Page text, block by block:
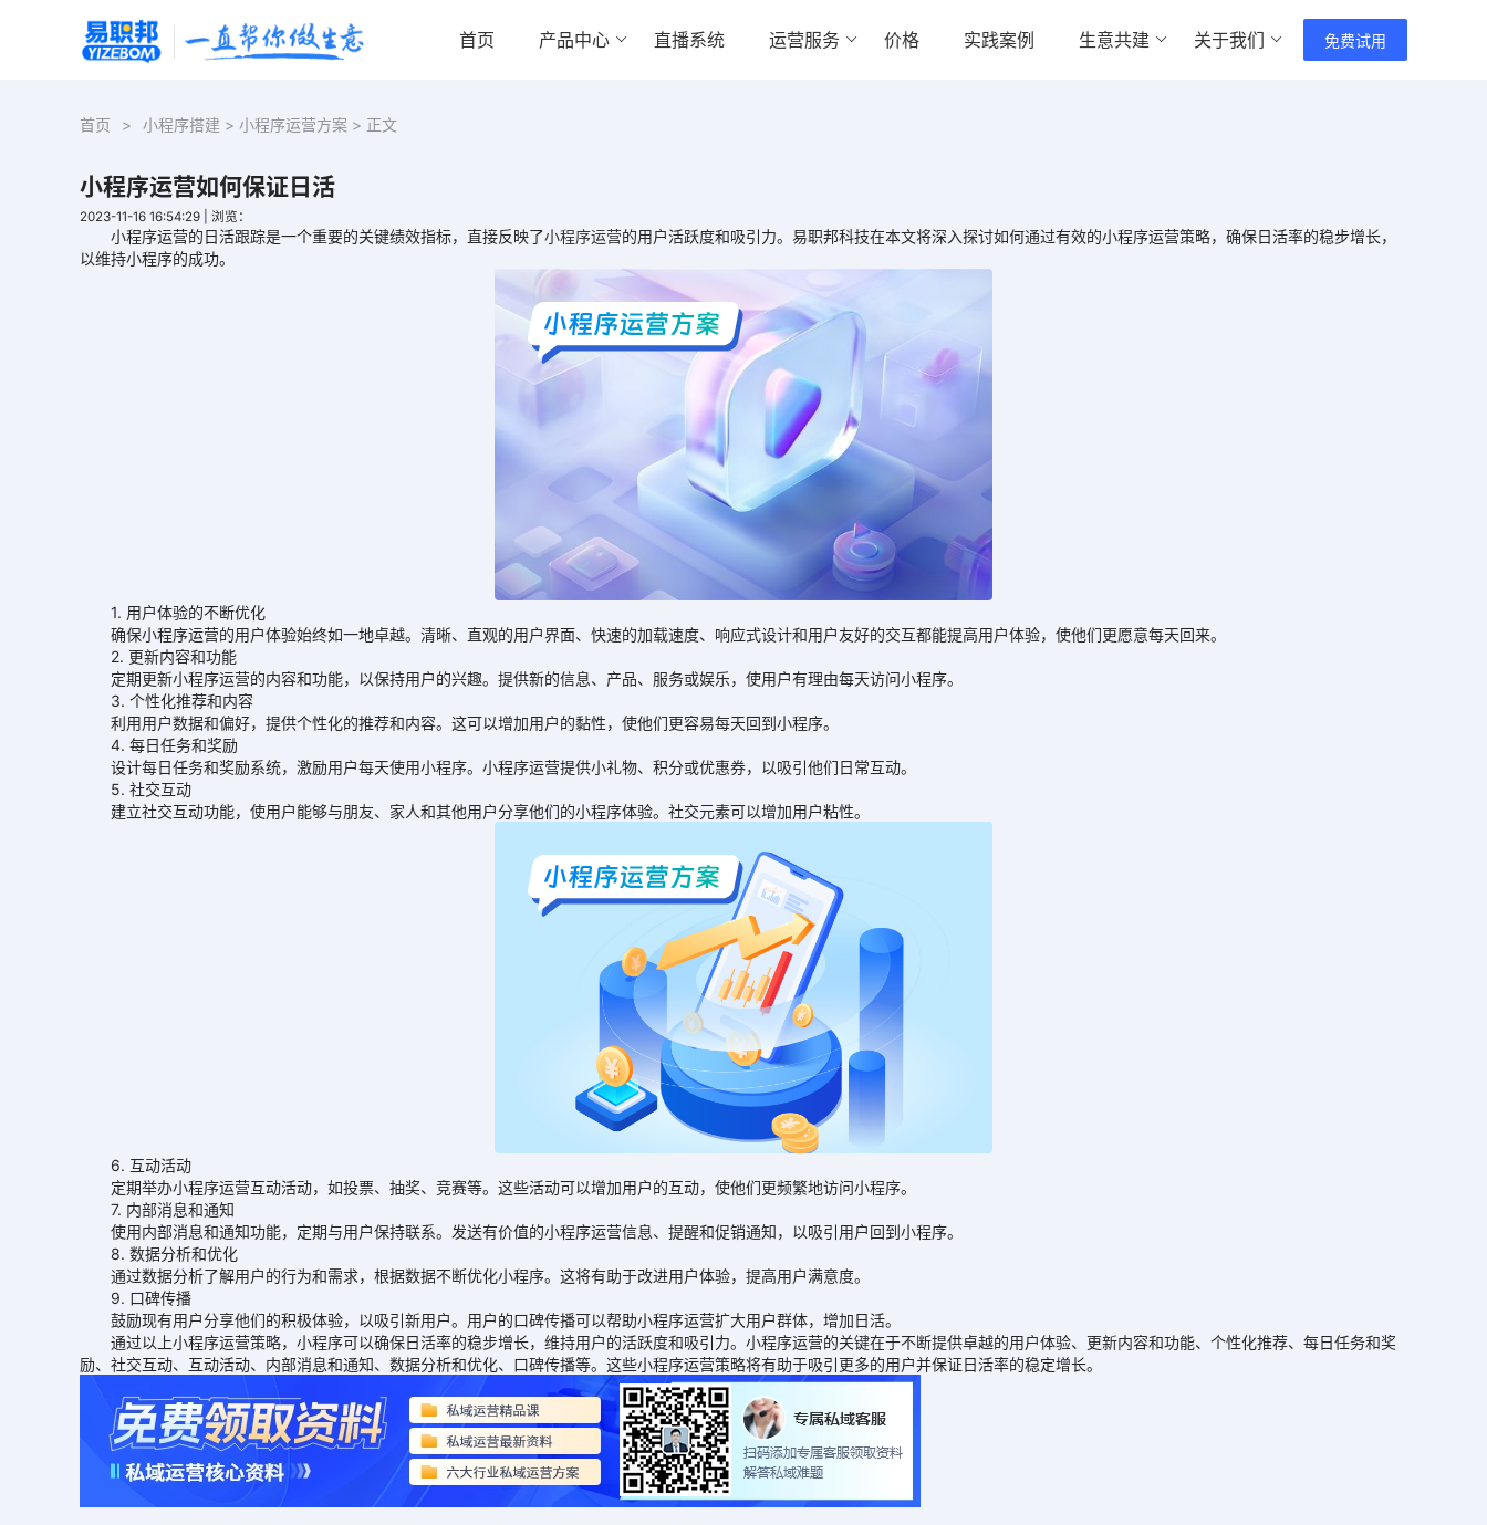
首页 产品中心 直播系统 运营服务 价格 实践案例 生意共建 关于我们 免费试用
首页 > 小程序搭建 > 小程序运营方案 > 正文
小程序运营如何保证日活
2023-11-16 16:54:29 浏览：
小程序运营的日活跟踪是一个重要的关键绩效指标，直接反映了小程序运营的用户活跃度和吸引力。易职邦科技在本文将深入探讨如何通过有效的小程序运营策略，确保日活率的稳步增长，
以维持小程序的成功。
1. 用户体验的不断优化
确保小程序运营的用户体验始终如一地卓越。清晰、直观的用户界面、快速的加载速度、响应式设计和用户友好的交互都能提高用户体验，使他们更愿意每天回来。
2. 更新内容和功能
定期更新小程序运营的内容和功能，以保持用户的兴趣。提供新的信息、产品、服务或娱乐，使用户有理由每天访问小程序。
3. 个性化推荐和内容
利用用户数据和偏好，提供个性化的推荐和内容。这可以增加用户的黏性，使他们更容易每天回到小程序。
4. 每日任务和奖励
设计每日任务和奖励系统，激励用户每天使用小程序。小程序运营提供小礼物、积分或优惠券，以吸引他们日常互动。
5. 社交互动
建立社交互动功能，使用户能够与朋友、家人和其他用户分享他们的小程序体验。社交元素可以增加用户粘性。
6. 互动活动
定期举办小程序运营互动活动，如投票、抽奖、竞赛等。这些活动可以增加用户的互动，使他们更频繁地访问小程序。
7. 内部消息和通知
使用内部消息和通知功能，定期与用户保持联系。发送有价值的小程序运营信息、提醒和促销通知，以吸引用户回到小程序。
8. 数据分析和优化
通过数据分析了解用户的行为和需求，根据数据不断优化小程序。这将有助于改进用户体验，提高用户满意度。
9. 口碑传播
鼓励现有用户分享他们的积极体验，以吸引新用户。用户的口碑传播可以帮助小程序运营扩大用户群体，增加日活。
通过以上小程序运营策略，小程序可以确保日活率的稳步增长，维持用户的活跃度和吸引力。小程序运营的关键在于不断提供卓越的用户体验、更新内容和功能、个性化推荐、每日任务和奖
励、社交互动、互动活动、内部消息和通知、数据分析和优化、口碑传播等。这些小程序运营策略将有助于吸引更多的用户并保证日活率的稳定增长。